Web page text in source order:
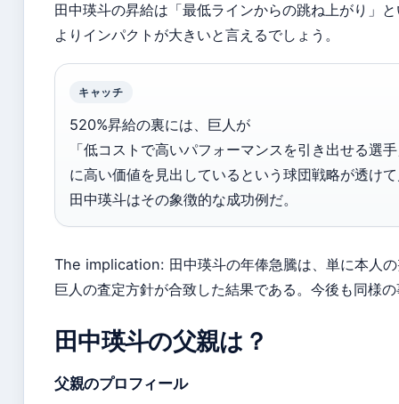
田中瑛斗の昇給は「最低ラインからの跳ね上がり」
よりインパクトが大きいと言えるでしょう。
キャッチ
520%昇給の裏には、巨人が
「低コストで高いパフォーマンスを引き出せる選
に高い価値を見出しているという球団戦略が透け
田中瑛斗はその象徴的な成功例だ。
The implication: 田中瑛斗の年俸急騰は、単に本人
巨人の査定方針が合致した結果である。今後も同様
田中瑛斗の父親は？
父親のプロフィール